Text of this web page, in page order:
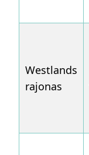
Westlands
rajonas